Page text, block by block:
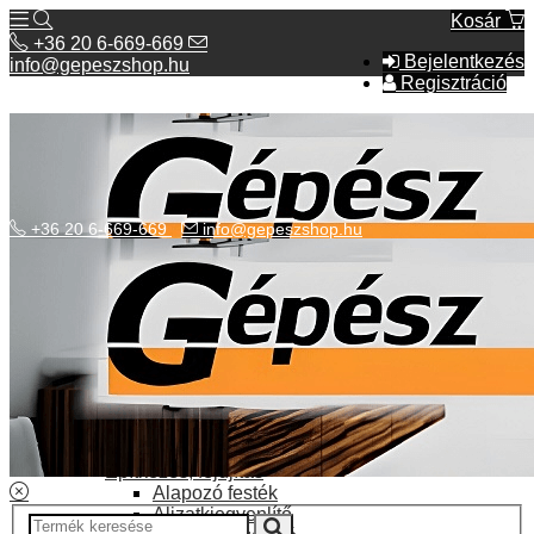
Kosár
Bejelentkezés
Regisztráció
+36 20 6-669-669
info@gepeszshop.hu
Kategóriák menü
Bolhapiac
Elektromos fűtés
Építkezés, fejújítás
Alapozó festék
Aljzatkiegyenlítő
+36 20 6-669-669 info@gepeszshop.hu